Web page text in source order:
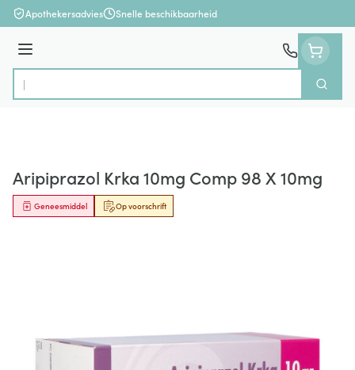
Ga naar de inhoud
Apothekersadvies Snelle beschikbaarheid
Menu
Product, merk, categorie...
Zoek
Aripiprazol Krka 10mg Comp 98 X 10mg
Op voorschrift
Geneesmiddel